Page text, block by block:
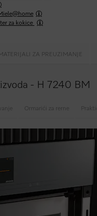
za kokice
MATERIJALI ZA PREUZIMANJE
- H 7240 BM
Ormarići za rerne